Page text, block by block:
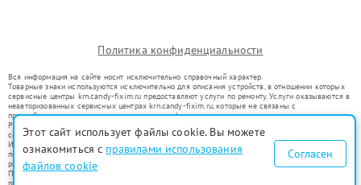
Политика конфиденциальности
Вся информация на сайте носит исключительно справочный характер.
Товарные знаки используются исключительно для описания устройств, в отношении которых
сервисные центры krn.candy-fixim.ru предоставляют услуги по ремонту. Услуги оказываются в
неавторизованных сервисных центрах krn.candy-fixim.ru, которые не связаны с
правообладателями товарных знаков или их официальными представителями.
Ремонт осуществляется для устройств, уже введенных в гражданский оборот в соответствии
со статьей 1487 ГК РФ.
Использование товарных знаков не преследует цели индивидуализации услуг или введения
потребителей в заблуждение, а служит для информирования о предоставляемых услугах по
ремонту техники указанных брендов.
Представленная на сайте информация не является публичной офертой, определяемой
Этот сайт использует файлы cookie. Вы можете
ознакомиться с правилами использования
файлов cookie
Согласен